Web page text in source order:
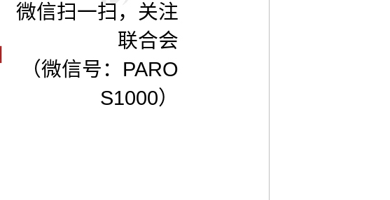
微信扫一扫，关注
联合会
（微信号：PARO
S1000）